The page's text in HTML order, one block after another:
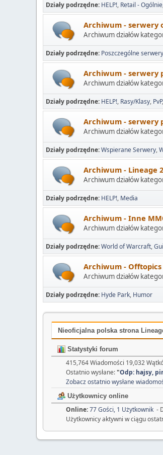
Działy podrzędne HELP! Retail - Ogólnie
Archiwum - serwery
Archiwum działów
Działy podrzędne Poszczególne serwery
Archiwum - serwery
Archiwum działów
Działy podrzędne HELP! Rasy/Klasy PvP
Archiwum - serwery
Archiwum działów
Działy podrzędne Wspierane Serwery
Archiwum - Lineage
Archiwum działów
Działy podrzędne HELP! Media
Archiwum - Inne
Archiwum działów
Działy podrzędne World of Warcraft
Archiwum - Offtopics
Archiwum działów
Działy podrzędne Hyde Park Humor
Nieoficjalna polska strona
Statystyki forum
415,764 Wiadomości 19,032
Ostatnio wysłane:"Odp: hajsy,
Zobacz ostatnio wysłane
Użytkownicy online
Online:77 Gości, 1 Użytkownik -
Użytkownicy aktywni w ciągu